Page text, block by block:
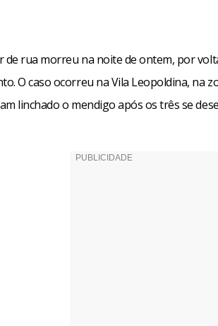
de rua morreu na noite de ontem, por
O caso ocorreu na Vila Leopoldina, na
linchado o mendigo após os três se